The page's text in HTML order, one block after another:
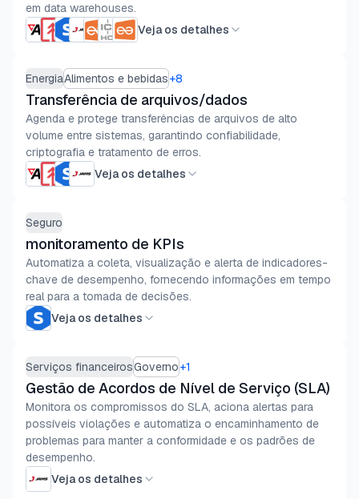
em data warehouses.
Veja os detalhes
EnergiaAlimentos e bebidas+8
Transferência de arquivos/dados
Agenda e protege transferências de arquivos de alto
volume entre sistemas, garantindo confiabilidade,
criptografia e tratamento de erros.
Veja os detalhes
Seguro
monitoramento de KPIs
Automatiza a coleta, visualização e alerta de indicadores-
chave de desempenho, fornecendo informações em tempo
real para a tomada de decisões.
Veja os detalhes
Serviços financeirosGoverno+1
Gestão de Acordos de Nível de Serviço (SLA)
Monitora os compromissos do SLA, aciona alertas para
possíveis violações e automatiza o encaminhamento de
problemas para manter a conformidade e os padrões de
desempenho.
Veja os detalhes